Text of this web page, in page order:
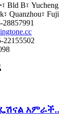
B፣ Yucheng
Quanzhou፣
22155502